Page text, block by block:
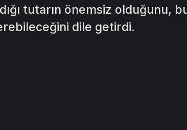
tutarın önemsiz olduğunu,
dile getirdi.